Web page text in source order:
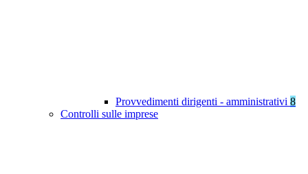
Provvedimenti dirigenti - amministrativi 8
Controlli sulle imprese